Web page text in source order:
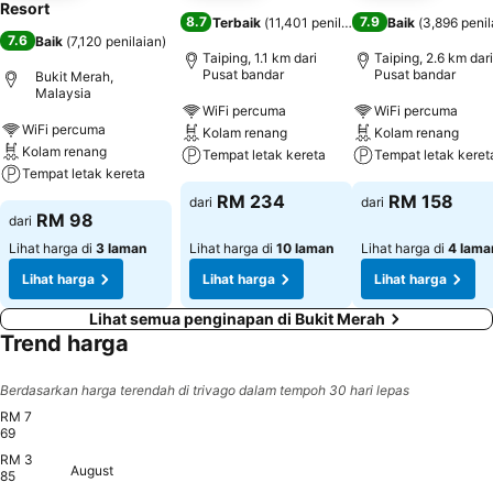
Resort
7.6 Baik (7,120 penilaian)
Bukit Merah,
Malaysia
WiFi percuma
Kolam renang
Tempat letak kereta
dari RM 98
Lihat harga di 3 laman
Lihat harga
8.7 Terbaik (11,401 penilaian)
Taiping, 1.1 km dari
Pusat bandar
WiFi percuma
Kolam renang
Tempat letak kereta
dari RM 234
Lihat harga di 10 laman
Lihat harga
7.9 Baik (3,896
Taiping, 2.6 km dari
Pusat bandar
WiFi percuma
Kolam renang
Tempat letak
dari RM 158
Lihat harga di 4
Lihat harga
Lihat semua penginapan di Bukit Merah
Trend harga
Berdasarkan harga terendah di trivago dalam tempoh 30 hari lepas
RM 7
69
RM 3
85
Thursday, August 06
RM 769
August